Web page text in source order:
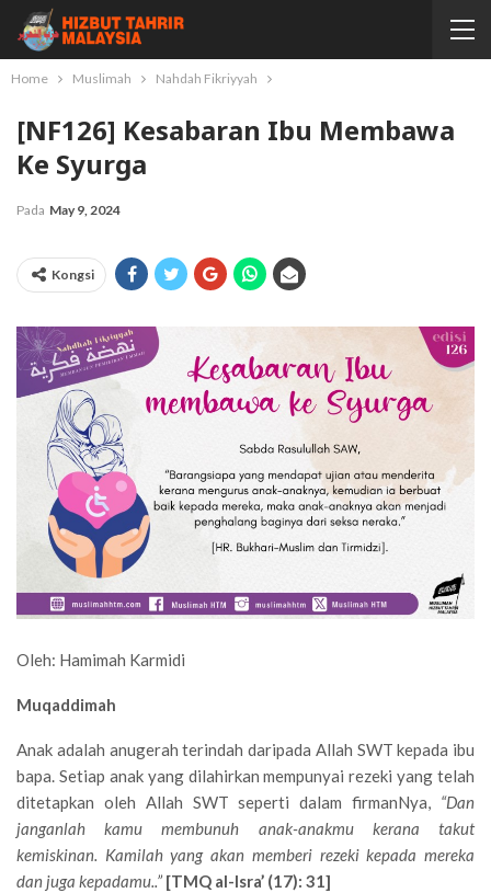
Home Muslimah Nahdah Fikriyyah
[NF126] Kesabaran Ibu Membawa
Ke Syurga
Pada May 9, 2024
Kongsi
Oleh: Hamimah Karmidi
Muqaddimah
Anak adalah anugerah terindah daripada Allah SWT kepada ibu
bapa. Setiap anak yang dilahirkan mempunyai rezeki yang telah
ditetapkan oleh Allah SWT seperti dalam firmanNya, “Dan
janganlah kamu membunuh anak-anakmu kerana takut
kemiskinan. Kamilah yang akan memberi rezeki kepada mereka
dan juga kepadamu..”[TMQ al-Isra’ (17): 31]